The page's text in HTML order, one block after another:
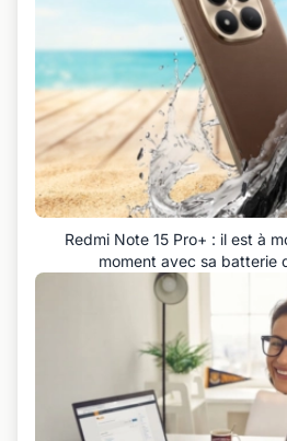
Redmi Note 15 Pro+ : il est à
moment avec sa batterie